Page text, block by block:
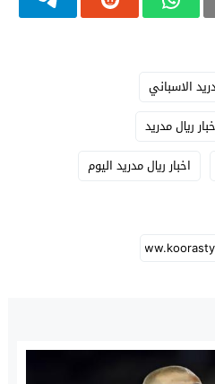
الاسباني
ريال مدريد
اخبار ريال مدريد اليوم